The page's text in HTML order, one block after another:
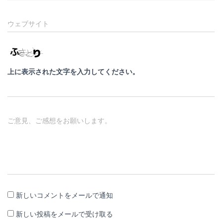
ウェブサイト
上に表示された文字を入力してください。
ご意見、ご感想をお願いします。
新しいコメントをメールで通知
新しい投稿をメールで受け取る